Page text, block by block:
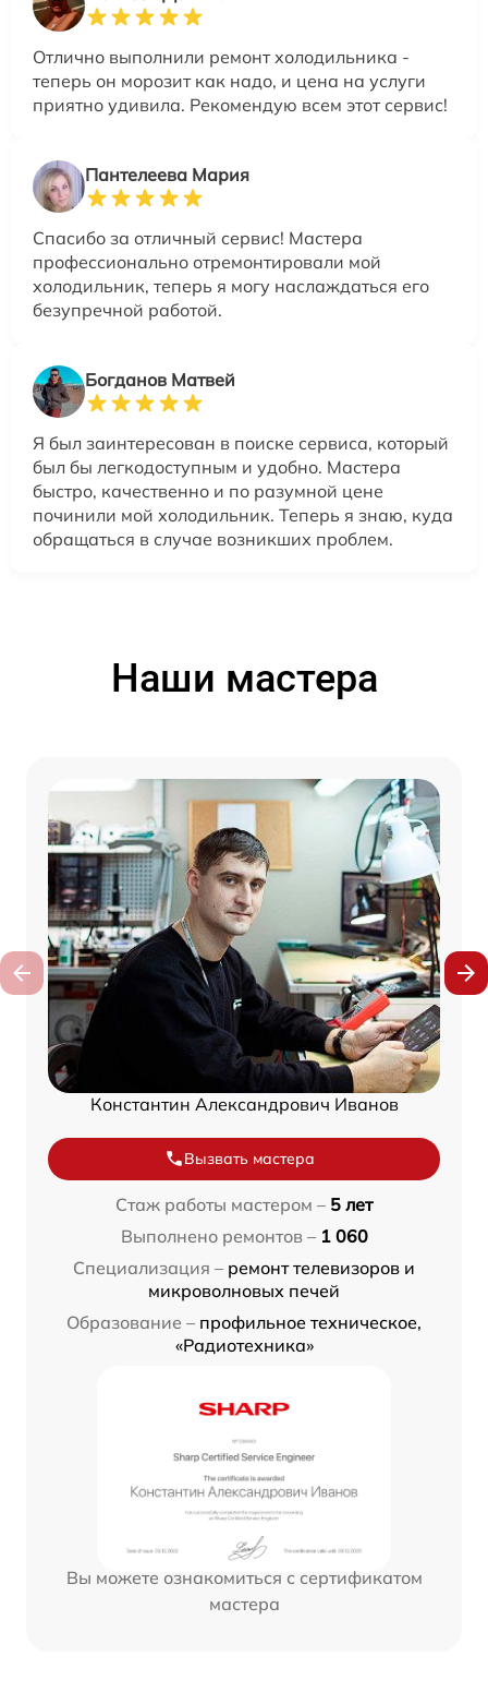
Отлично выполнили ремонт холодильника -
теперь он морозит как надо, и цена на услуги
приятно удивила. Рекомендую всем этот сервис!
Пантелеева Мария
Спасибо за отличный сервис! Мастера
профессионально отремонтировали мой
холодильник, теперь я могу наслаждаться его
безупречной работой.
Богданов Матвей
Я был заинтересован в поиске сервиса, который
был бы легкодоступным и удобно. Мастера
быстро, качественно и по разумной цене
починили мой холодильник. Теперь я знаю, куда
обращаться в случае возникших проблем.
Наши мастера
Константин Александрович Иванов
Вызвать мастера
Стаж работы мастером – 5 лет
Выполнено ремонтов – 1 060
Специализация – ремонт телевизоров и
микроволновых печей
Образование – профильное техническое,
«Радиотехника»
Вы можете ознакомиться с сертификатом
мастера